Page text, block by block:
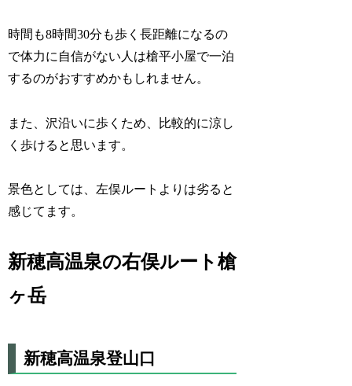
時間も8時間30分も歩く長距離になるの
で体力に自信がない人は槍平小屋で一泊
するのがおすすめかもしれません。
また、沢沿いに歩くため、比較的に涼し
く歩けると思います。
景色としては、左俣ルートよりは劣ると
感じてます。
新穂高温泉の右俣ルート槍
ヶ岳
新穂高温泉登山口